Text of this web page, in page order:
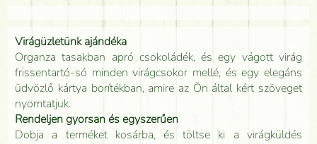
Virágüzletünk ajándéka
Organza tasakban apró csokoládék, és egy vágott virág
frissentartó-só minden virágcsokor mellé, és egy elegáns
üdvözlő kártya borítékban, amire az Ön által kért szöveget
nyomtatjuk.
Rendeljen gyorsan és egyszerűen
Dobja a terméket kosárba, és töltse ki a virágküldés